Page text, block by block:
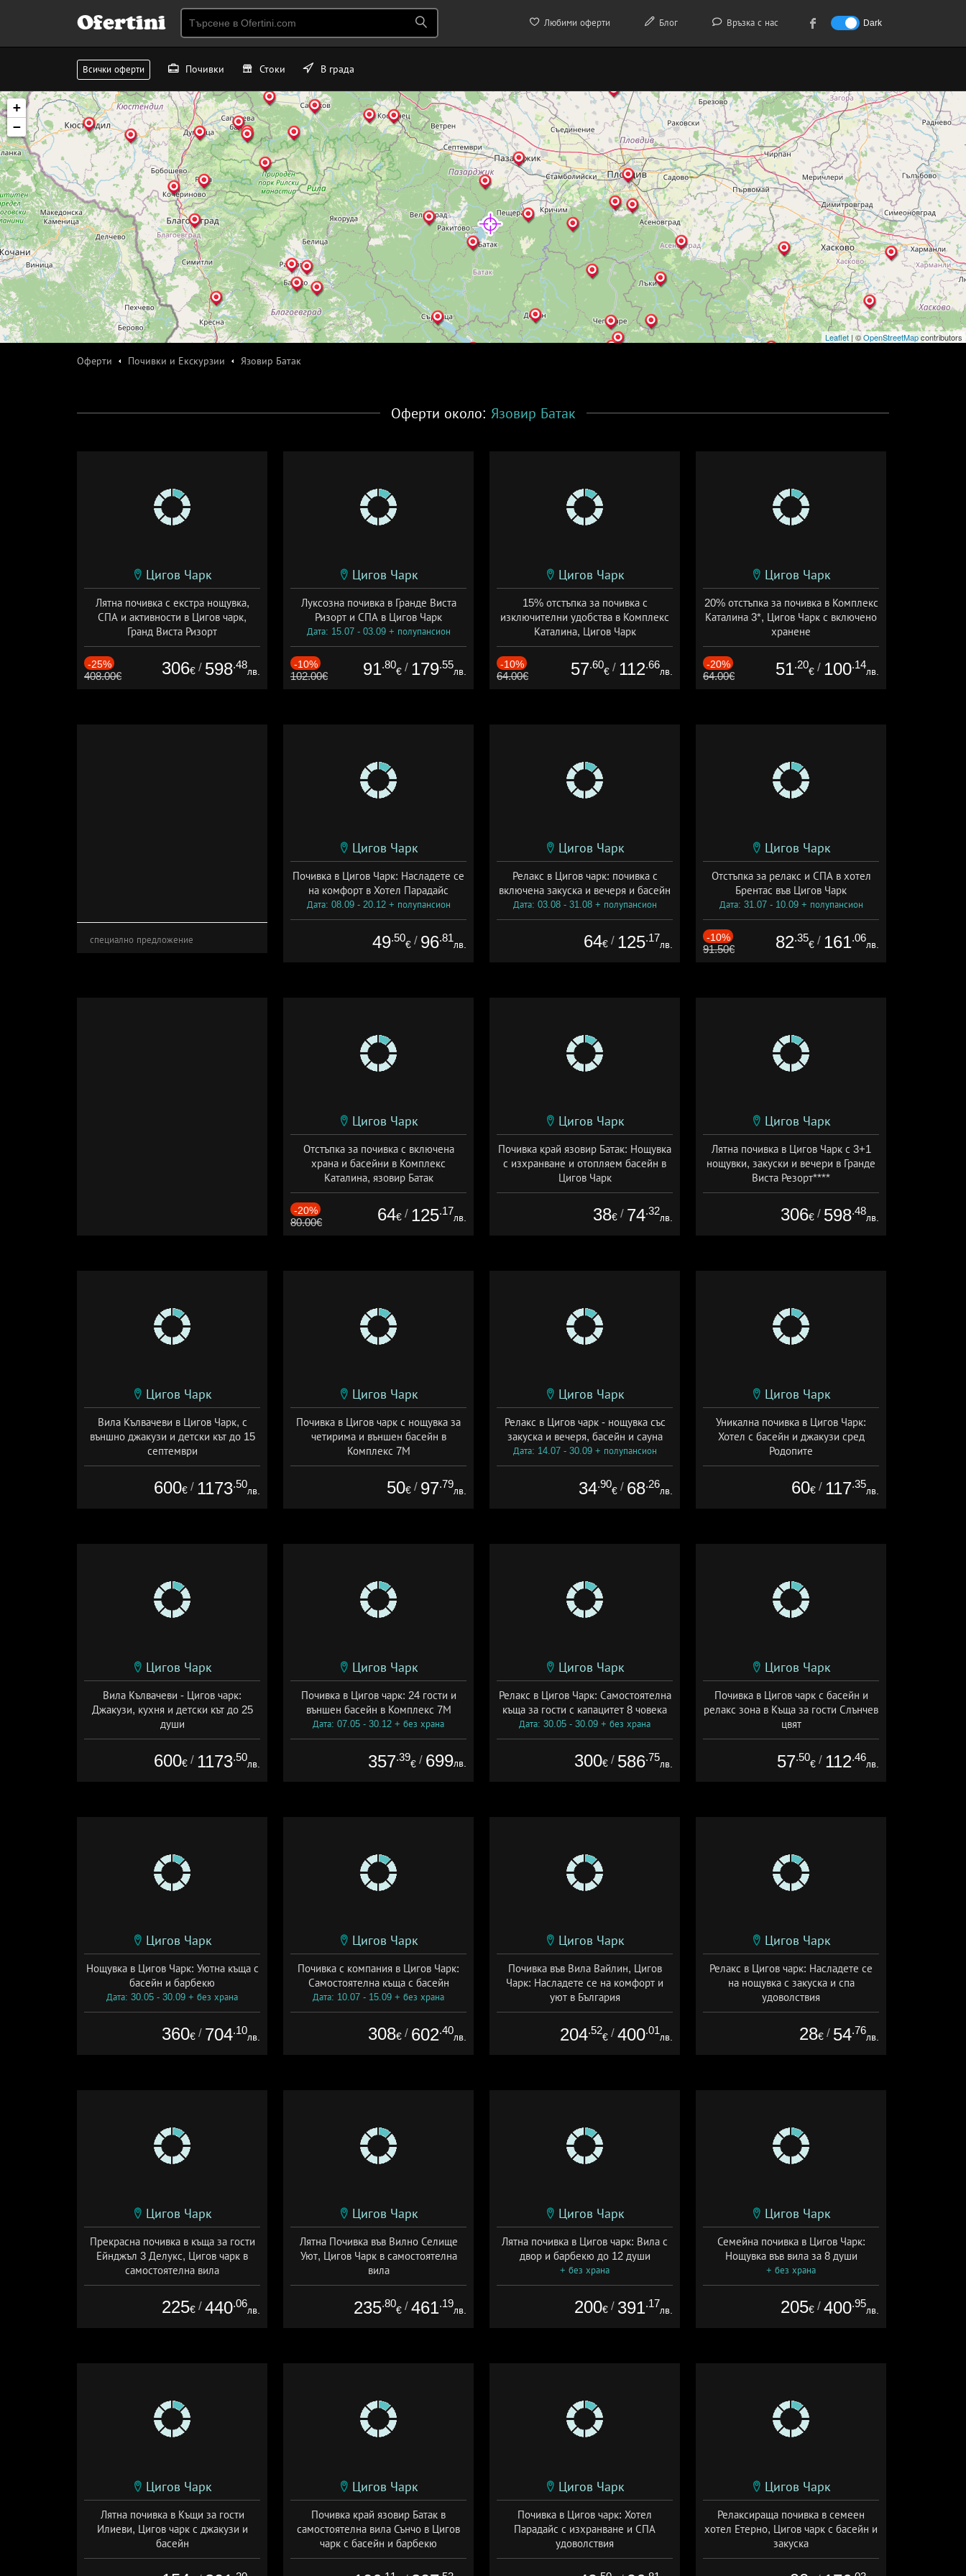
Любими оферти Блог Връзка с нас Dark
Ofertini
Всички оферти Почивки Стоки В града
+
−
Leaflet | ©OpenStreetMapcontributors
Оферти Почивки и Екскурзии Язовир Батак
Оферти около: Язовир Батак
Цигов Чарк
Лятна почивка с екстра нощувка,
СПА и активности в Цигов чарк,
Гранд Виста Ризорт
Дата: 01.08 - 03.09 + полупансион
-25%
408.00€ 306€ / 598.48
лв.
Цигов Чарк
Луксозна почивка в Гранде Виста
Ризорт и СПА в Цигов Чарк
Дата: 15.07 - 03.09 + полупансион
-10%
102.00€ 91.80
€ / 179.55
лв.
Цигов Чарк
15% отстъпка за почивка с
изключителни удобства в Комплекс
Каталина, Цигов Чарк
Дата: 31.07 - 05.09 + полупансион
-10%
64.00€ 57.60
€ / 112.66
лв.
Цигов Чарк
20% отстъпка за почивка в Комплекс
Каталина 3*, Цигов Чарк с включено
хранене
Дата: 11.09 - 30.11 + полупансион
-20%
64.00€ 51.20
€ / 100.14
лв.
специално предложение
Цигов Чарк
Почивка в Цигов Чарк: Насладете се
на комфорт в Хотел Парадайс
Дата: 08.09 - 20.12 + полупансион
49.50
€ / 96.81
лв.
Цигов Чарк
Релакс в Цигов чарк: почивка с
включена закуска и вечеря и басейн
Дата: 03.08 - 31.08 + полупансион
64€ / 125.17
лв.
Цигов Чарк
Отстъпка за релакс и СПА в хотел
Брентас във Цигов Чарк
Дата: 31.07 - 10.09 + полупансион
-10%
91.50€ 82.35
€ / 161.06
лв.
Цигов Чарк
Отстъпка за почивка с включена
храна и басейни в Комплекс
Каталина, язовир Батак
Дата: 11.09 - 30.11 + полупансион
-20%
80.00€ 64€ / 125.17
лв.
Цигов Чарк
Почивка край язовир Батак: Нощувка
с изхранване и отопляем басейн в
Цигов Чарк
Дата: 07.05 - 30.09 + полупансион
38€ / 74.32
лв.
Цигов Чарк
Лятна почивка в Цигов Чарк с 3+1
нощувки, закуски и вечери в Гранде
Виста Резорт****
Дата: 01.08 - 03.09 + полупансион
306€ / 598.48
лв.
Цигов Чарк
Вила Кълвачеви в Цигов Чарк, с
външно джакузи и детски кът до 15
септември
+ без храна
600€ / 1173.50
лв.
Цигов Чарк
Почивка в Цигов чарк с нощувка за
четирима и външен басейн в
Комплекс 7М
Дата: 06.07 - 30.09 + без храна
50€ / 97.79
лв.
Цигов Чарк
Релакс в Цигов чарк - нощувка със
закуска и вечеря, басейн и сауна
Дата: 14.07 - 30.09 + полупансион
34.90
€ / 68.26
лв.
Цигов Чарк
Уникална почивка в Цигов Чарк:
Хотел с басейн и джакузи сред
Родопите
Дата: 22.07 - 31.10 + закуска
60€ / 117.35
лв.
Цигов Чарк
Вила Кълвачеви - Цигов чарк:
Джакузи, кухня и детски кът до 25
души
+ без храна
600€ / 1173.50
лв.
Цигов Чарк
Почивка в Цигов чарк: 24 гости и
външен басейн в Комплекс 7М
Дата: 07.05 - 30.12 + без храна
357.39
€ / 699лв.
Цигов Чарк
Релакс в Цигов Чарк: Самостоятелна
къща за гости с капацитет 8 човека
Дата: 30.05 - 30.09 + без храна
300€ / 586.75
лв.
Цигов Чарк
Почивка в Цигов чарк с басейн и
релакс зона в Къща за гости Слънчев
цвят
Дата: 01.07 - 30.09 + закуска
57.50
€ / 112.46
лв.
Цигов Чарк
Нощувка в Цигов Чарк: Уютна къща с
басейн и барбекю
Дата: 30.05 - 30.09 + без храна
360€ / 704.10
лв.
Цигов Чарк
Почивка с компания в Цигов Чарк:
Самостоятелна къща с басейн
Дата: 10.07 - 15.09 + без храна
308€ / 602.40
лв.
Цигов Чарк
Почивка във Вила Вайлин, Цигов
Чарк: Насладете се на комфорт и
уют в България
+ без храна
204.52
€ / 400.01
лв.
Цигов Чарк
Релакс в Цигов чарк: Насладете се
на нощувка с закуска и спа
удоволствия
Дата: 20.07 - 31.08 + закуска
28€ / 54.76
лв.
Цигов Чарк
Прекрасна почивка в къща за гости
Ейнджъл 3 Делукс, Цигов чарк в
самостоятелна вила
+ без храна
225€ / 440.06
лв.
Цигов Чарк
Лятна Почивка във Вилно Селище
Уют, Цигов Чарк в самостоятелна
вила
+ без храна
235.80
€ / 461.19
лв.
Цигов Чарк
Лятна почивка в Цигов чарк: Вила с
двор и барбекю до 12 души
+ без храна
200€ / 391.17
лв.
Цигов Чарк
Семейна почивка в Цигов Чарк:
Нощувка във вила за 8 души
+ без храна
205€ / 400.95
лв.
Цигов Чарк
Лятна почивка в Къщи за гости
Илиеви, Цигов чарк с джакузи и
басейн
+ без храна
Цигов Чарк
Почивка край язовир Батак в
самостоятелна вила Сънчо в Цигов
чарк с басейн и барбекю
+ без храна
Цигов Чарк
Почивка в Цигов чарк: Хотел
Парадайс с изхранване и СПА
удоволствия
Дата: 08.09 - 20.12 + пълен пансион
Цигов Чарк
Релаксираща почивка в семеен
хотел Етерно, Цигов чарк с басейн и
закуска
+ закуска